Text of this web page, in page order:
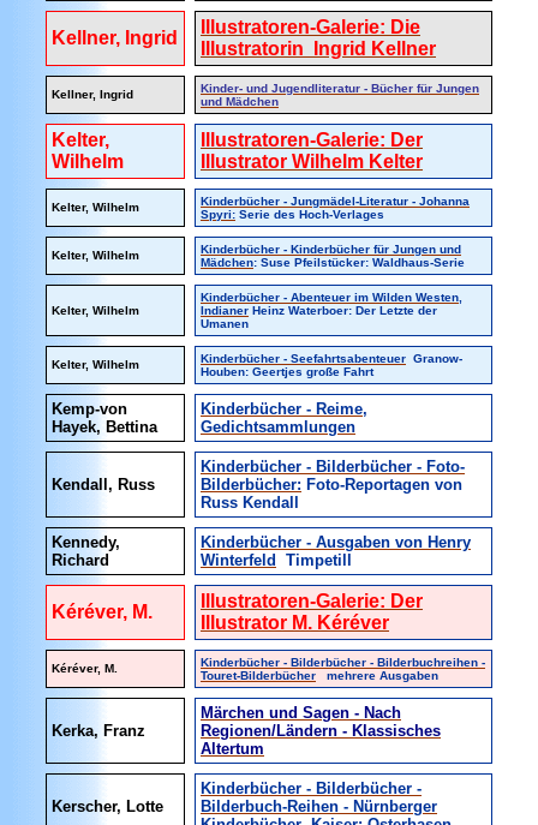
Kellner, Ingrid
Illustratoren-Galerie: Die
Illustratorin Ingrid Kellner
Kellner, Ingrid
Kinder- und Jugendliteratur - Bücher für Jungen
und Mädchen
Kelter,
Wilhelm
Illustratoren-Galerie: Der
Illustrator Wilhelm Kelter
Kelter, Wilhelm
Kinderbücher - Jungmädel-Literatur - Johanna
Spyri: Serie des Hoch-Verlages
Kelter, Wilhelm
Kinderbücher - Kinderbücher für Jungen und
Mädchen: Suse Pfeilstücker: Waldhaus-Serie
Kelter, Wilhelm
Kinderbücher - Abenteuer im Wilden Westen,
Indianer Heinz Waterboer: Der Letzte der
Umanen
Kelter, Wilhelm Kinderbücher - Seefahrtsabenteuer Granow-
Houben: Geertjes große Fahrt
Kemp-von
Hayek, Bettina
Kinderbücher - Reime,
Gedichtsammlungen
Kendall, Russ
Kinderbücher - Bilderbücher - Foto-
Bilderbücher: Foto-Reportagen von
Russ Kendall
Kennedy,
Richard
Kinderbücher - Ausgaben von Henry
Winterfeld
Timpetill
Kéréver, M.
Illustratoren-Galerie: Der
Illustrator M. Kéréver
Kéréver, M.
Kinderbücher - Bilderbücher - Bilderbuchreihen -
Touret-Bilderbücher mehrere Ausgaben
Kerka, Franz
Märchen und Sagen - Nach
Regionen/Ländern - Klassisches
Altertum
Kerscher, Lotte
Kinderbücher - Bilderbücher -
Bilderbuch-Reihen - Nürnberger